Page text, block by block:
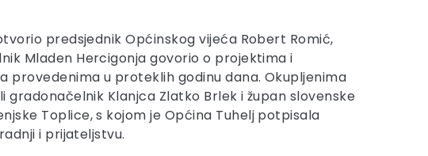
predsjednik Općinskog vijeća Robert Romić,
Mladen Hercigonja govorio o projektima i
provedenima u proteklih godinu dana. Okupljenima
gradonačelnik Klanjca Zlatko Brlek i župan slovenske
Toplice, s kojom je Općina Tuhelj potpisala
i prijateljstvu.